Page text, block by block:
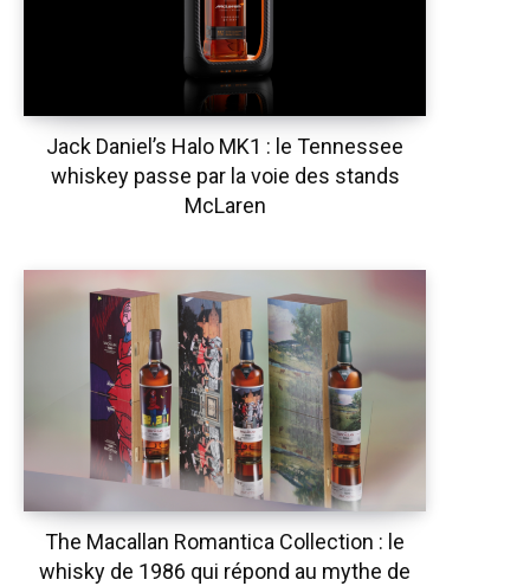
Jack Daniel’s Halo MK1 : le Tennessee
whiskey passe par la voie des stands
McLaren
The Macallan Romantica Collection : le
whisky de 1986 qui répond au mythe de